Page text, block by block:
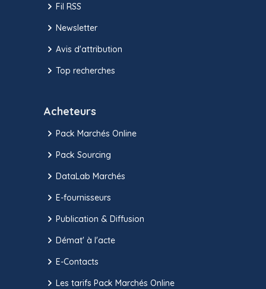
Fil RSS
Newsletter
Avis d'attribution
Top recherches
Acheteurs
Pack Marchés Online
Pack Sourcing
DataLab Marchés
E-fournisseurs
Publication & Diffusion
Démat' à l'acte
E-Contacts
Les tarifs Pack Marchés Online